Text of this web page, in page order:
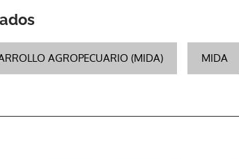
AGROPECUARIO (MIDA) MIDA